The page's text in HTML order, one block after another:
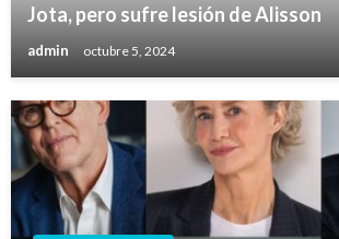
Jota, pero sufre lesión de Alisson
admin octubre 5, 2024